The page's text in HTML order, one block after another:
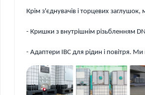
Крім з'єднувачів і торцевих
- Кришки з внутрішнім різьбленням
- Адаптери IBC для рідин і повітря.